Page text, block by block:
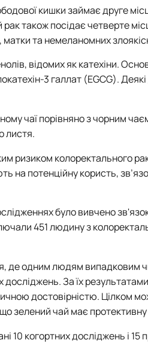
кишки займає друге
рак також посідає четверте
матки та немеланомних
відомих як катехіни.
3 галлат (EGCG).
чаї порівняно з чорним
листя.
ризиком колоректального
на потенційну користь,
було вивчено
451 людину з
де одним людям випадковим
За їх
достовірністю. Цілком
зелений чай має
10 когортних досліджень і